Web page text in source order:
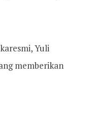
Yuli
memberikan